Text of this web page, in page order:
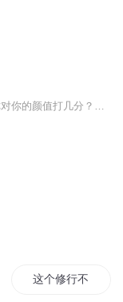
这个修行不简单